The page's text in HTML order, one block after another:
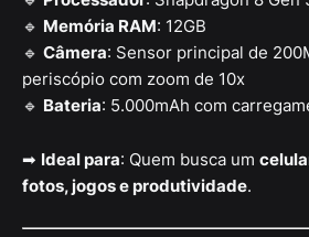
🔹 Memória RAM: 12GB
🔹 Câmera: Sensor principal de
periscópio com zoom de 10x
🔹 Bateria: 5.000mAh com
➡ Ideal para: Quem busca um
fotos, jogos e produtividade.